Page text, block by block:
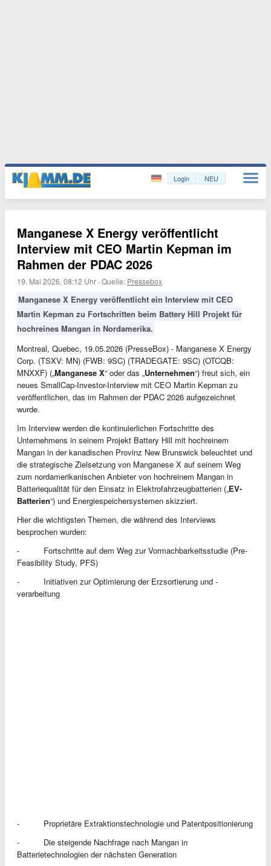
Login NEU
Manganese X Energy veröffentlicht
Interview mit CEO Martin Kepman im
Rahmen der PDAC 2026
19. Mai 2026, 08:12 Uhr ·Quelle: Pressebox
Manganese X Energy veröffentlicht ein Interview mit CEO
Martin Kepman zu Fortschritten beim Battery Hill Projekt für
hochreines Mangan in Nordamerika.
Montreal, Quebec, 19.05.2026 (PresseBox) - Manganese X Energy
Corp. (TSXV: MN) (FWB: 9SC) (TRADEGATE: 9SC) (OTCQB:
MNXXF) („Manganese X“ oder das „Unternehmen“) freut sich, ein
neues SmallCap-Investor-Interview mit CEO Martin Kepman zu
veröffentlichen, das im Rahmen der PDAC 2026 aufgezeichnet
wurde.
Im Interview werden die kontinuierlichen Fortschritte des
Unternehmens in seinem Projekt Battery Hill mit hochreinem
Mangan in der kanadischen Provinz New Brunswick beleuchtet und
die strategische Zielsetzung von Manganese X auf seinem Weg
zum nordamerikanischen Anbieter von hochreinem Mangan in
Batteriequalität für den Einsatz in Elektrofahrzeugbatterien („EV-
Batterien“) und Energiespeichersystemen skizziert.
Hier die wichtigsten Themen, die während des Interviews
besprochen wurden:
- Fortschritte auf dem Weg zur Vormachbarkeitsstudie (Pre-
Feasibility Study, PFS)
- Initiativen zur Optimierung der Erzsortierung und -
verarbeitung
- Proprietäre Extraktionstechnologie und Patentpositionierung
- Die steigende Nachfrage nach Mangan in
Batterietechnologien der nächsten Generation